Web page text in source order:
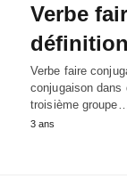
Verbe
Verbe faire
conjugaison dans
troisième groupe…
3 ans